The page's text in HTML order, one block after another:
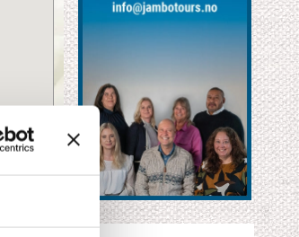
XClose